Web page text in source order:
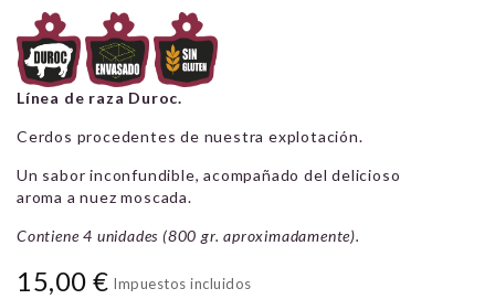
Línea de raza Duroc.
Cerdos procedentes de nuestra explotación.
Un sabor inconfundible, acompañado del delicioso
aroma a nuez moscada.
Contiene 4 unidades (800 gr. aproximadamente).
15,00 € Impuestos incluidos